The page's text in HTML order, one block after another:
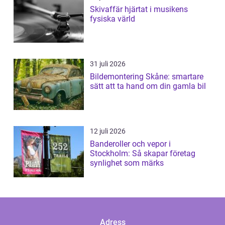
Skivaffär hjärtat i musikens
fysiska värld
31 juli 2026
Bildemontering Skåne: smartare
sätt att ta hand om din gamla bil
12 juli 2026
Banderoller och vepor i
Stockholm: Så skapar företag
synlighet som märks
Adress